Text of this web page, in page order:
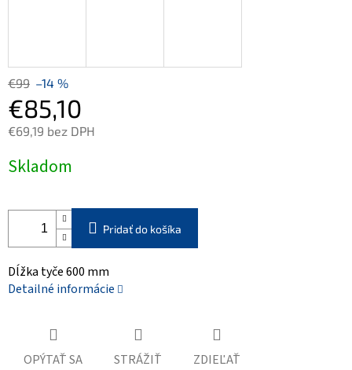
€99 –14 %
€85,10
€69,19 bez DPH
cena:
Skladom
Pridať do košíka
Dĺžka tyče 600 mm
Detailné informácie
OPÝTAŤ SA STRÁŽIŤ ZDIEĽAŤ